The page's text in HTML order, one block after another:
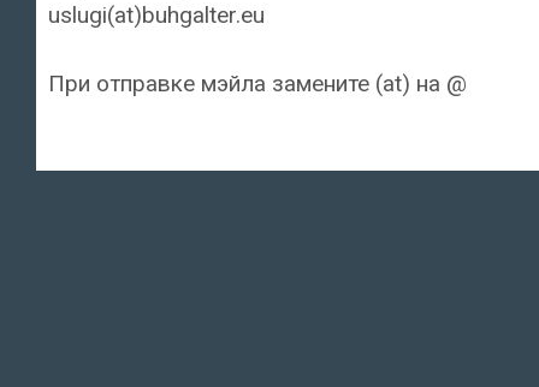
uslugi(at)buhgalter.eu
При отправке мэйла замените (at) на @